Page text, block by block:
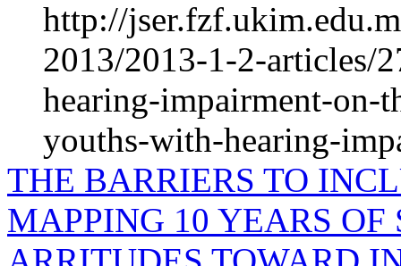
http://
2013/2013-1-2-articles/
hearing-impairment-on-
youths-with-hearing-
THE BARRIERS TO
MAPPING 10 YEARS OF